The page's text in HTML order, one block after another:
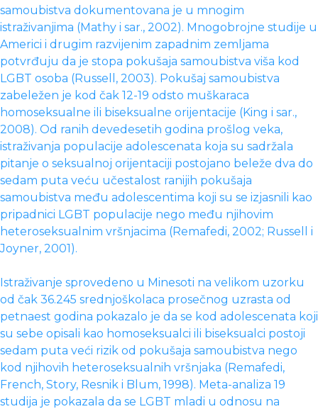
samoubistva dokumentovana je u mnogim
istraživanjima (Mathy i sar., 2002). Mnogobrojne studije u
Americi i drugim razvijenim zapadnim zemljama
potvrđuju da je stopa pokušaja samoubistva viša kod
LGBT osoba (Russell, 2003). Pokušaj samoubistva
zabeležen je kod čak 12-19 odsto muškaraca
homoseksualne ili biseksualne orijentacije (King i sar.,
2008). Od ranih devedesetih godina prošlog veka,
istraživanja populacije adolescenata koja su sadržala
pitanje o seksualnoj orijentaciji postojano beleže dva do
sedam puta veću učestalost ranijih pokušaja
samoubistva među adolescentima koji su se izjasnili kao
pripadnici LGBT populacije nego među njihovim
heteroseksualnim vršnjacima (Remafedi, 2002; Russell i
Joyner, 2001).
Istraživanje sprovedeno u Minesoti na velikom uzorku
od čak 36.245 srednjoškolaca prosečnog uzrasta od
petnaest godina pokazalo je da se kod adolescenata koji
su sebe opisali kao homoseksualci ili biseksualci postoji
sedam puta veći rizik od pokušaja samoubistva nego
kod njihovih heteroseksualnih vršnjaka (Remafedi,
French, Story, Resnik i Blum, 1998). Meta-analiza 19
studija je pokazala da se LGBT mladi u odnosu na